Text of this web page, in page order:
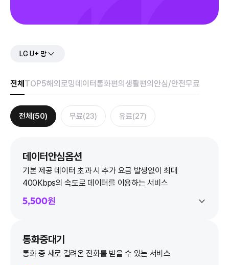
LG U+ 망
전체 TOP5해외로밍데이터통화편의 생활편의 안심/안전무료
전체(50) 무료(23) 유료(27)
데이터안심옵션
기본 제공 데이터 초과 시 추가 요금 발생없이 최대
400Kbps의 속도로 데이터를 이용하는 서비스
5,500원
통화중대기
통화 중 새로 걸려온 전화를 받을 수 있는 서비스